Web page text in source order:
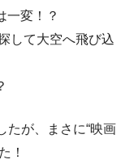
一変！？
して大空へ飛び込
たが、まさに“映画
！